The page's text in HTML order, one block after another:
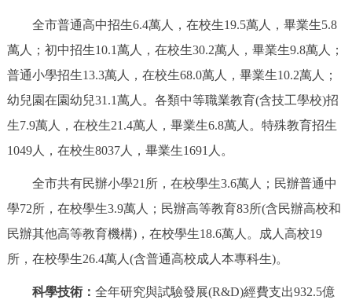
全市普通高中招生6.4萬人，在校生19.5萬人，畢業生5.8
萬人；初中招生10.1萬人，在校生30.2萬人，畢業生9.8萬人；
普通小學招生13.3萬人，在校生68.0萬人，畢業生10.2萬人；
幼兒園在園幼兒31.1萬人。各類中等職業教育(含技工學校)招
生7.9萬人，在校生21.4萬人，畢業生6.8萬人。特殊教育招生
1049人，在校生8037人，畢業生1691人。
全市共有民辦小學21所，在校學生3.6萬人；民辦普通中
學72所，在校學生3.9萬人；民辦高等教育83所(含民辦高校和
民辦其他高等教育機構)，在校學生18.6萬人。成人高校19
所，在校學生26.4萬人(含普通高校成人本專科生)。
科學技術： 全年研究與試驗發展(R&D)經費支出932.5億